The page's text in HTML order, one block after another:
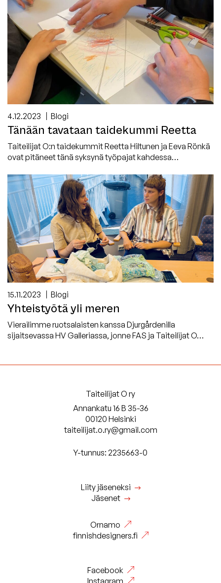
4.12.2023 Blogi
Tänään tavataan taidekummi Reetta
Taiteilijat O:n taidekummit Reetta Hiltunen ja Eeva Rönkä
ovat pitäneet tänä syksynä työpajat kahdessa…
15.11.2023 Blogi
Yhteistyötä yli meren
Vierailimme ruotsalaisten kanssa Djurgårdenilla
sijaitsevassa HV Galleriassa, jonne FAS ja Taiteilijat O…
Taiteilijat O ry
Annankatu 16 B 35-36
00120 Helsinki
taiteilijat.o.ry@gmail.com
Y-tunnus: 2235663-0
Liity jäseneksi
Jäsenet
Ornamo
finnishdesigners.fi
Facebook
Instagram